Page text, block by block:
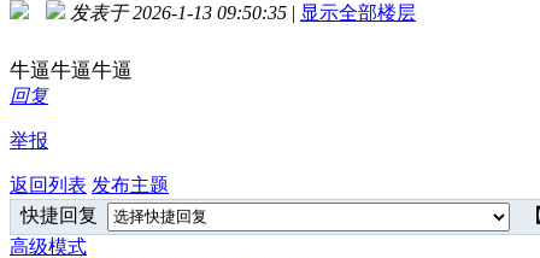
发表于 2026-1-13 09:50:35 | 显示全部楼层
牛逼牛逼牛逼
回复
举报
返回列表 发布主题
快捷回复
高级模式